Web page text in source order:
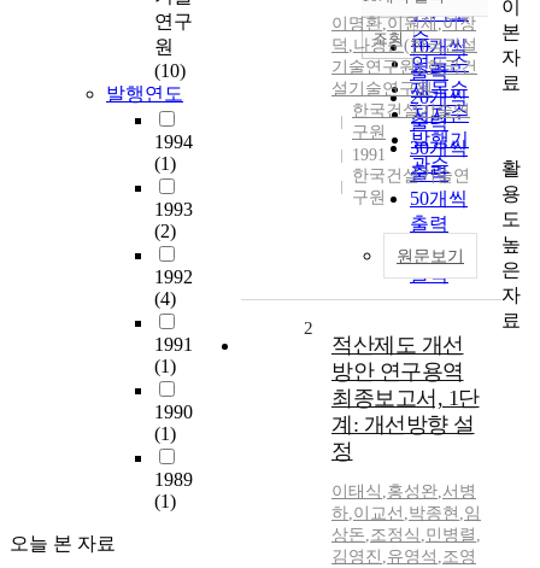
연구
원
(10)
발행연도
1994
(1)
1993
(2)
1992
(4)
1991
(1)
1990
(1)
1989
(1)
오늘 본 자료
인기도
순
연도순
제목순
저자순
발행기
관순
내림차순
10개씩
출력
20개씩
출력
30개씩
출력
50개씩
출력
100개씩
출력
조회
이명환,이원제,이장
덕 ,나경준(한국건설
기술연구원),한국건
설기술연구원
한국건설기술연
구원
1991
한국건설기술연
구원
원문보기
2
적산제도 개선
방안 연구용역
최종보고서, 1단
계: 개선방향 설
정
이태식 ,홍성완,서병
하,이교선 ,박종현 ,임
상돈,조정식 ,민병렬 ,
김영진 ,유영석 ,조영
이
본
자
료
활
용
도
높
은
자
료